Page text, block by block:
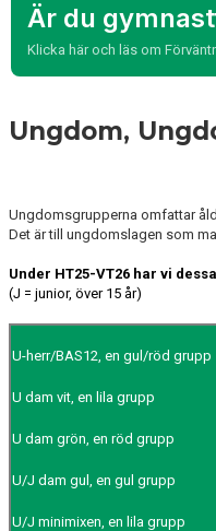
Är du
Klicka här och läs om
Ungdom,
Ungdomsgrupperna omfattar
Det är till ungdomslagen som
Under HT25-VT26 har vi dessa
(J = junior, över 15 år)
U-herr/BAS12, en gul/röd grupp
U dam vit, en lila grupp
U dam grön, en röd grupp
U/J dam gul, en gul grupp
U/J minimixen, en lila grupp